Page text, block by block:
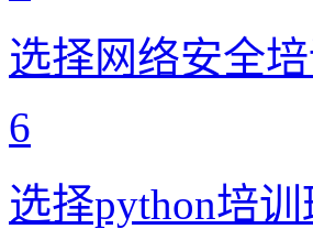
选择网络安全
6
选择python培